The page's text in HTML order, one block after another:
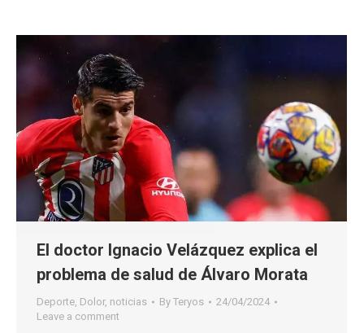
El doctor Ignacio Velázquez explica el
problema de salud de Álvaro Morata
Deporte Dolor, noticias By Teryos
24/04/2024
Leave a comment